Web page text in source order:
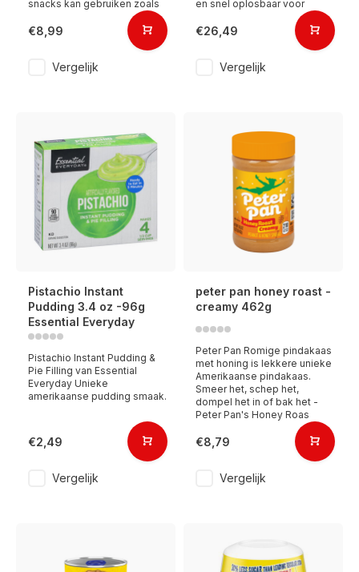
snacks kan gebruiken zoals
€8,99
Vergelijk
en snel oplosbaar voor
€26,49
Vergelijk
Pistachio Instant
Pudding 3.4 oz -96g
Essential Everyday
Pistachio Instant Pudding &
Pie Filling van Essential
Everyday Unieke
amerikaanse pudding smaak.
€2,49
Vergelijk
peter pan honey roast -
creamy 462g
Peter Pan Romige pindakaas
met honing is lekkere unieke
Amerikaanse pindakaas.
Smeer het, schep het,
dompel het in of bak het -
Peter Pan's Honey Roas
€8,79
Vergelijk